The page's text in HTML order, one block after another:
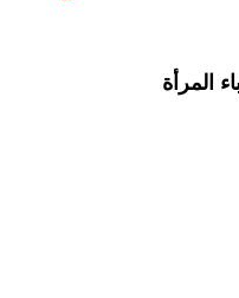
المرأة